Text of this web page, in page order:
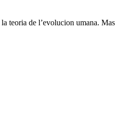
teoria de l’evolucion umana. Mas